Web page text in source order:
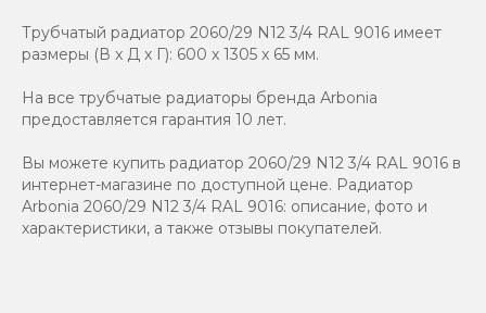
Трубчатый радиатор 2060/29 N12 3/4 RAL 9016 имеет
размеры (В x Д x Г): 600 x 1305 x 65 мм.
На все трубчатые радиаторы бренда Аrbonia
предоставляется гарантия 10 лет.
Вы можете купить радиатор 2060/29 N12 3/4 RAL 9016 в
интернет-магазине по доступной цене. Радиатор
Arbonia 2060/29 N12 3/4 RAL 9016: описание, фото и
характеристики, а также отзывы покупателей.